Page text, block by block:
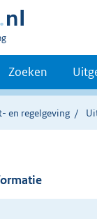
Zoeken
en regelgeving